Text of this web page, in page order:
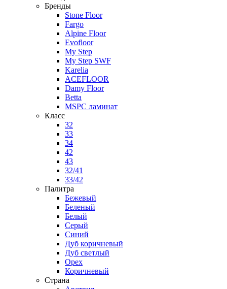
Бренды
Stone Floor
Fargo
Alpine Floor
Evofloor
My Step
My Step SWF
Karelia
ACEFLOOR
Damy Floor
Betta
MSPC ламинат
Класс
32
33
34
42
43
32/41
33/42
Палитра
Бежевый
Беленый
Белый
Серый
Синий
Дуб коричневый
Дуб светлый
Орех
Коричневый
Страна